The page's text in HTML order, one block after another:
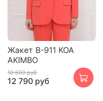
Жакет В-911 КОА
AKIMBO
19 690 руб
12 790 руб